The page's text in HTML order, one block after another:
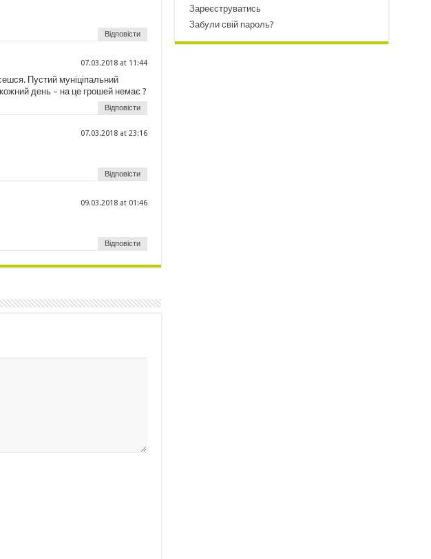
Відповісти
07.03.2018 at 11:44
Пустий муніціпальний
день – на це грошей немає ?
Відповісти
07.03.2018 at 23:16
Відповісти
09.03.2018 at 01:46
Відповісти
Зареєструватись
Забули свій пароль?